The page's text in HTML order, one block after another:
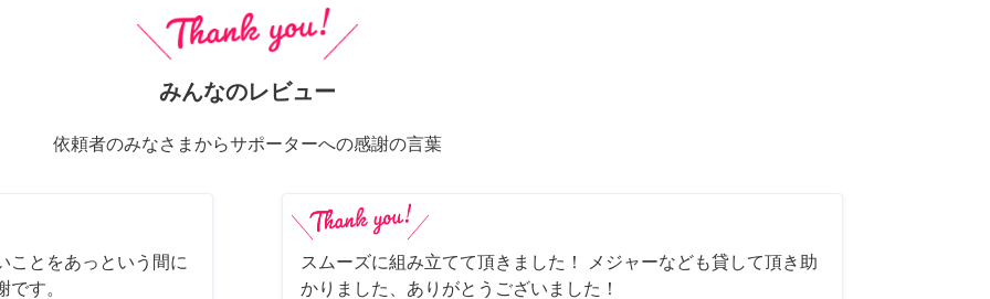
みんなのレビュー
依頼者のみなさまからサポーターへの感謝の言葉
ことをあっという間に
す。
スムーズに組み立てて頂きました！ メジャーなども貸して頂き助
かりました、ありがとうございました！